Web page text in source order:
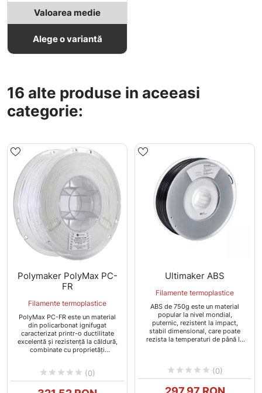
Valoarea medie
Alege o variantă
16 alte produse in aceeasi
categorie:
Polymaker PolyMax PC-
FR
Filamente termoplastice
PolyMax PC-FR este un material
din policarbonat ignifugat
caracterizat printr-o ductilitate
excelentă și rezistență la căldură,
combinate cu proprietăți
     (0)
Pret
Ultimaker ABS
Filamente termoplastice
ABS de 750g este un material
popular la nivel mondial,
puternic, rezistent la impact,
stabil dimensional, care poate
rezista la temperaturi de până la
     (0)
Pret